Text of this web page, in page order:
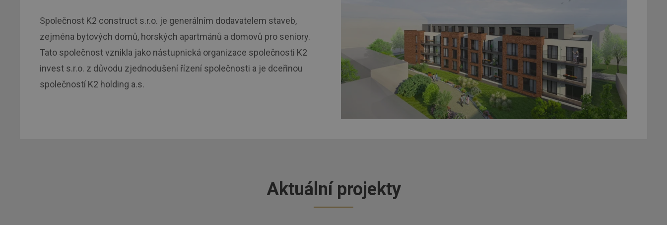
Společnost K2 construct s.r.o. je generálním dodavatelem staveb,
zejména bytových domů, horských apartmánů a domovů pro seniory.
Tato společnost vznikla jako nástupnická organizace společnosti K2
invest s.r.o. z důvodu zjednodušení řízení společnosti a je dceřinou
společností K2 holding a.s.
Aktuální projekty